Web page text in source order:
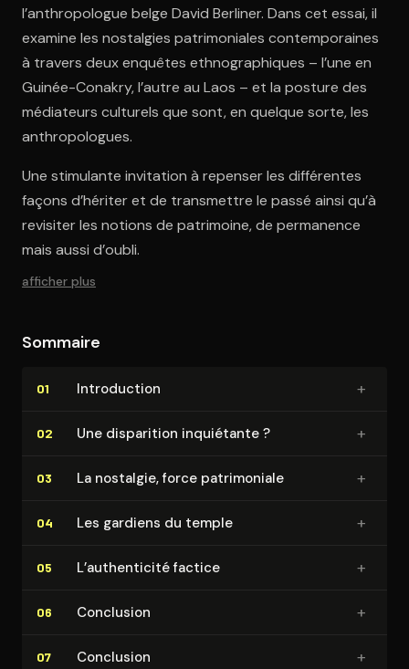
l’anthropologue belge David Berliner. Dans cet essai, il
examine les nostalgies patrimoniales contemporaines
à travers deux enquêtes ethnographiques – l’une en
Guinée-Conakry, l’autre au Laos – et la posture des
médiateurs culturels que sont, en quelque sorte, les
anthropologues.
Une stimulante invitation à repenser les différentes
façons d’hériter et de transmettre le passé ainsi qu’à
revisiter les notions de patrimoine, de permanence
mais aussi d’oubli.
afficher plus
Sommaire
01 In­tro­duc­tion +
02 Une disparition inquiétante ? +
03 La nostalgie, force pa­tri­mo­niale +
04 Les gardiens du temple +
05 L’au­then­ti­ci­té factice +
06 Conclusion +
07 Conclusion +